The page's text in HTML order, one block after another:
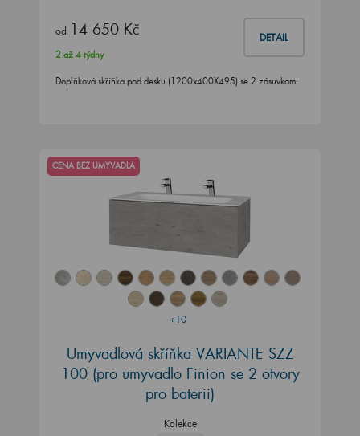
od 14 650 Kč DETAIL
2 až 4 týdny
Doplňková skříňka pod desku (1200x400X495) se 2 zásuvkami
+10
CENA BEZ UMYVADLA
Umyvadlová skříňka VARIANTE SZZ
100 (pro umyvadlo Finion se 2 otvory
pro baterii)
Kolekce